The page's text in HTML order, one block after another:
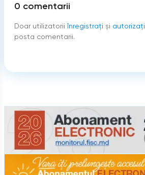
0 comentarii
Doar utilizatorii înregistraţi şi autorizați
posta comentarii.